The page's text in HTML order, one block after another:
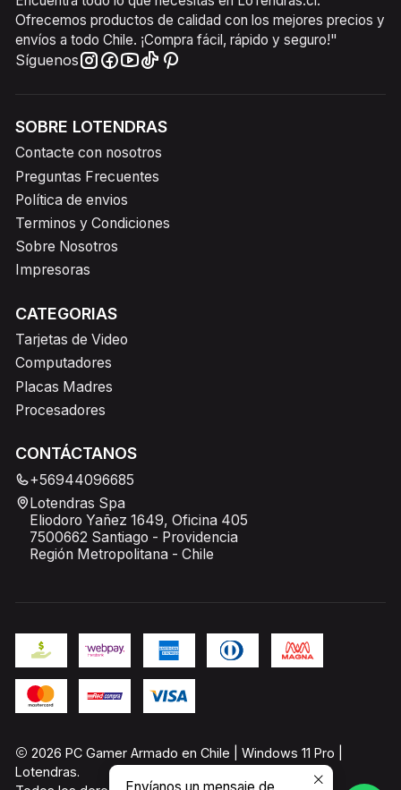
Ofrecemos productos de calidad con los mejores precios y
envíos a todo Chile. ¡Compra fácil, rápido y seguro!"
Síguenos
SOBRE LOTENDRAS
Contacte con nosotros
Preguntas Frecuentes
Política de envios
Terminos y Condiciones
Sobre Nosotros
Impresoras
CATEGORIAS
Tarjetas de Video
Computadores
Placas Madres
Procesadores
CONTÁCTANOS
+56944096685
Lotendras Spa
Eliodoro Yañez 1649, Oficina 405
7500662 Santiago - Providencia
Región Metropolitana - Chile
2026 PC Gamer Armado en Chile | Windows 11 Pro |
Lotendras.
Envíanos un mensaje de